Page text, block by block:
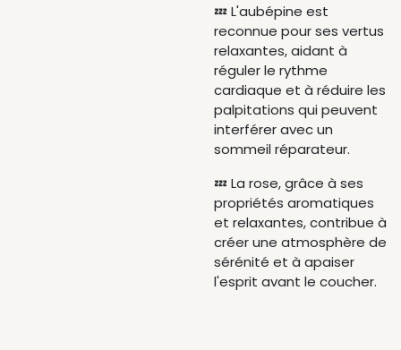
💤 L'aubépine est
reconnue pour ses vertus
relaxantes, aidant à
réguler le rythme
cardiaque et à réduire les
palpitations qui peuvent
interférer avec un
sommeil réparateur.
💤 La rose, grâce à ses
propriétés aromatiques
et relaxantes, contribue à
créer une atmosphère de
sérénité et à apaiser
l'esprit avant le coucher.